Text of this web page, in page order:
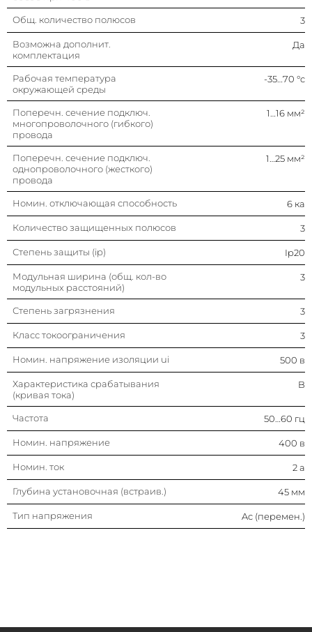
Номин. ток 2 а
Глубина установочная (встраив.) 45 мм
Тип напряжения Ac (перемен.)
Общ. количество полюсов 3
Возможна дополнит.
комплектация
Да
Рабочая температура
окружающей среды
-35…70 °c
Поперечн. сечение подключ.
многопроволочного (гибкого)
провода
1…16 мм²
Поперечн. сечение подключ.
однопроволочного (жесткого)
провода
1…25 мм²
Номин. отключающая способность 6 ка
Количество защищенных полюсов 3
Степень защиты (ip) Ip20
Модульная ширина (общ. кол-во
модульных расстояний)
3
Степень загрязнения 3
Класс токоограничения 3
Номин. напряжение изоляции ui 500 в
Характеристика срабатывания
(кривая тока)
B
Частота 50…60 гц
Номин. напряжение 400 в
Номин. ток 2 а
Глубина установочная (встраив.) 45 мм
Тип напряжения Ac (перемен.)